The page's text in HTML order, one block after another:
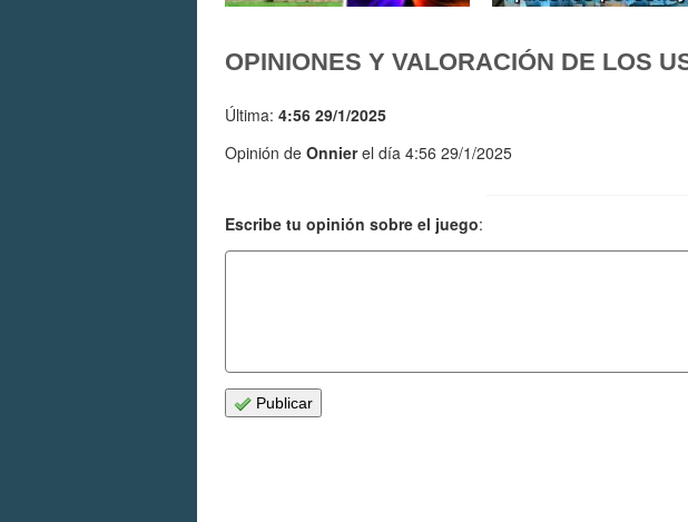
OPINIONES Y VALORACIÓN DE LOS
Última: 4:56 29/1/2025
Opinión de Onnierel día 4:56 29/1/2025
Escribe tu opinión sobre el juego:
Publicar